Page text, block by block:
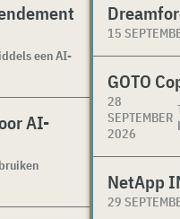
een AI-
AI-
15
GOTO
28
SEPTEMBER
2026
NetApp
29